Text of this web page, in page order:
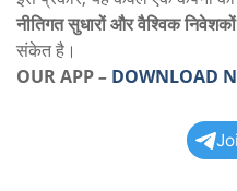
नीतिगत सुधारों और वैश्विक
संकेत है।
OUR APP– DOWNLOAD